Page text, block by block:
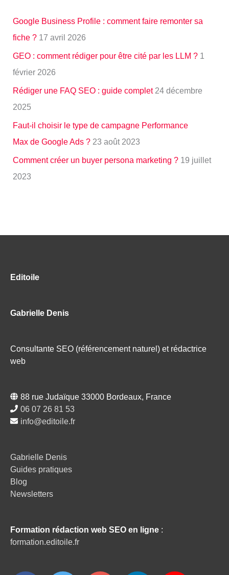
Google Business Profile : comment faire remonter sa
fiche ? 17 avril 2026
GEO : comment rédiger pour être cité par les LLM ? 1
février 2026
Rédiger une FAQ SEO : guide complet 24 décembre
2025
Faut-il choisir le type de campagne Performance
Max de Google Ads ? 23 août 2023
Comment créer un buyer persona marketing ? 19 juillet
2023
Editoile
Gabrielle Denis
Consultante SEO (référencement naturel) et rédactrice
web
88 rue Judaïque 33000 Bordeaux, France
06 07 26 81 53
info@editoile.fr
Gabrielle Denis
Guides pratiques
Blog
Newsletters
Formation rédaction web SEO en ligne :
formation.editoile.fr